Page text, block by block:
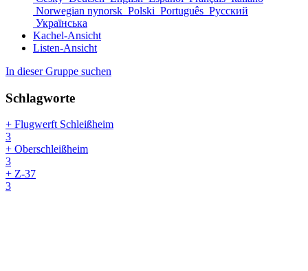
Norwegian nynorsk Polski Português Русский
Українська
Kachel-Ansicht
Listen-Ansicht
In dieser Gruppe suchen
Schlagworte
+ Flugwerft Schleißheim
3
+ Oberschleißheim
3
+ Z-37
3